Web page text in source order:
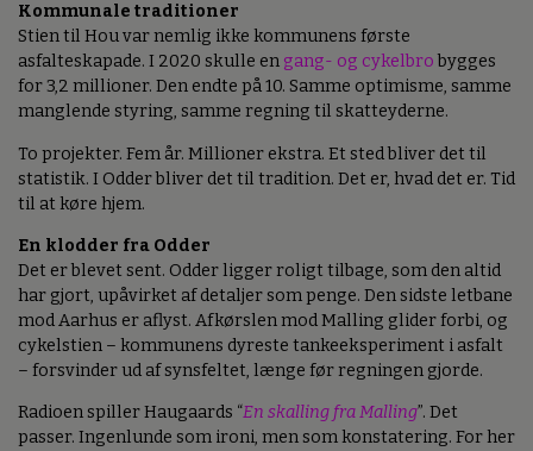
Kommunale traditioner
Stien til Hou var nemlig ikke kommunens første
asfalteskapade. I 2020 skulle en gang- og cykelbrobygges
for 3,2 millioner. Den endte på 10. Samme optimisme, samme
manglende styring, samme regning til skatteyderne.
To projekter. Fem år. Millioner ekstra. Et sted bliver det til
statistik. I Odder bliver det til tradition. Det er, hvad det er. Tid
til at køre hjem.
En klodder fra Odder
Det er blevet sent. Odder ligger roligt tilbage, som den altid
har gjort, upåvirket af detaljer som penge. Den sidste letbane
mod Aarhus er aflyst. Afkørslen mod Malling glider forbi, og
cykelstien – kommunens dyreste tankeeksperiment i asfalt
– forsvinder ud af synsfeltet, længe før regningen gjorde.
Radioen spiller Haugaards “En skalling fra Malling”. Det
passer. Ingenlunde som ironi, men som konstatering. For her